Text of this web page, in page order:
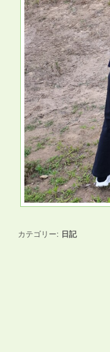
カテゴリー: 日記